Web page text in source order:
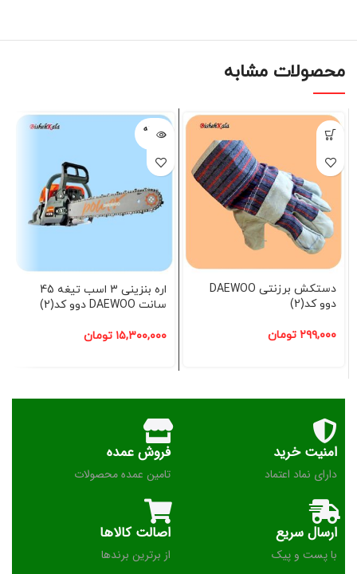
محصولات مشابه
دستکش برزنتی DAEWOO
دوو کد(2)
۲۹۹,۰۰۰ تومان
فروخته
شده
اره بنزینی 3 اسب تیغه 45
سانت DAEWOO دوو کد(2)
۱۵,۳۰۰,۰۰۰ تومان
امنیت خرید
دارای نماد اعتماد
فروش عمده
تامین عمده محصولات
ارسال سریع
با پست و پیک
اصالت کالاها
از برترین برندها